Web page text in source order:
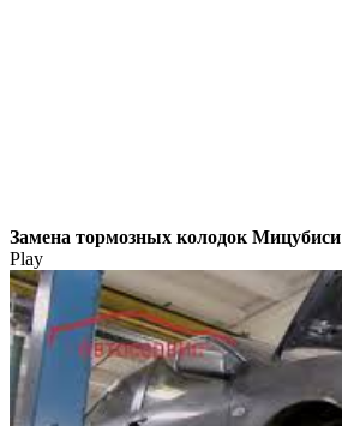
Замена тормозных колодок Мицубиси
Play